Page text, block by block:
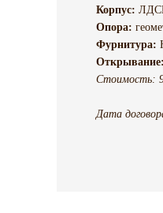
Корпус:
Опора:
Фурнитура:
Открывание:
Стоимость:
Дата